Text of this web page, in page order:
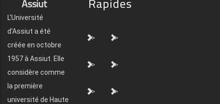
L'Université
d'Assiut a été
créée en octobre
1957 à Assiut. Elle
considère comme
la première
université de Haute
"> ">
"> ">
"> ">